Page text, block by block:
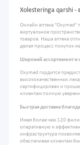
Xolesteringa qarshi -
Онлайн аптека "Oxymed"
виртуальное
товаров. Наша аптека
делая процесс покупок
Широкий ассортимент и
Oxymed гордится
высококачественных
сертифицирован и
клиентам полную
Быстрая доставка
Имея более чем 120
оперативную и
инфраструктура
обеспечивая клиентам